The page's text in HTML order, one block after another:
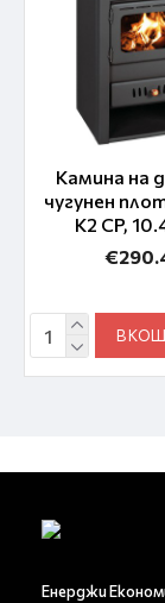
Камина на
чугунен
K2 CP,
В
Енерджи